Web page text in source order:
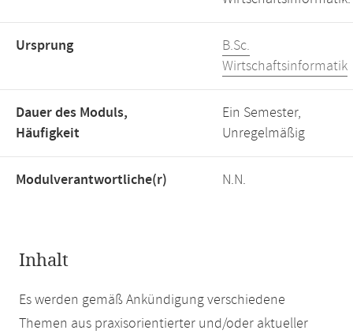
Ursprung
B.Sc.
Wirtschaftsinformatik
Dauer des Moduls,
Häufigkeit
Ein Semester,
Unregelmäßig
Modulverantwortliche(r) N.N.
Inhalt
Es werden gemäß Ankündigung verschiedene
Themen aus praxisorientierter und/oder aktueller